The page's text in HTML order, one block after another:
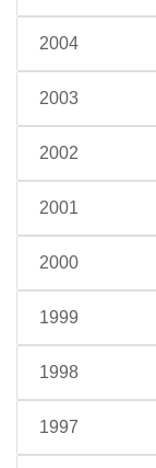
2004
2003
2002
2001
2000
1999
1998
1997